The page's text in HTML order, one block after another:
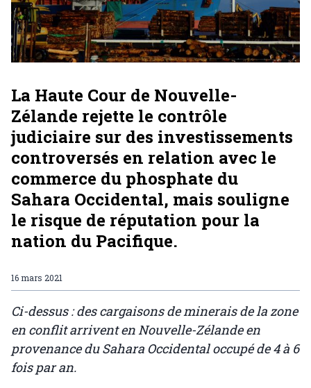
La Haute Cour de Nouvelle-
Zélande rejette le contrôle
judiciaire sur des investissements
controversés en relation avec le
commerce du phosphate du
Sahara Occidental, mais souligne
le risque de réputation pour la
nation du Pacifique.
16 mars 2021
Ci-dessus : des cargaisons de minerais de la zone
en conflit arrivent en Nouvelle-Zélande en
provenance du Sahara Occidental occupé de 4 à 6
fois par an.